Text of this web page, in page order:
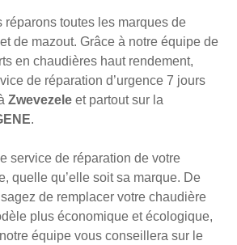
réparons toutes les marques de
de mazout. Grâce à notre équipe de
en chaudières haut rendement,
de réparation d’urgence 7 jours
Zwevezele et partout sur la
.
service de réparation de votre
quelle qu’elle soit sa marque. De
de remplacer votre chaudière
plus économique et écologique,
équipe vous conseillera sur le